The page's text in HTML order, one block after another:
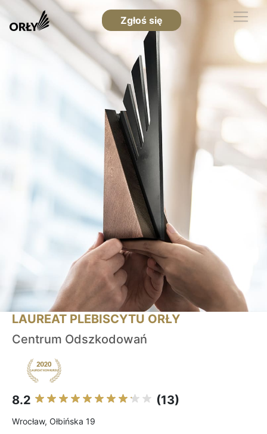
Zgłoś się
LAUREAT PLEBISCYTU ORŁY
Centrum Odszkodowań
8.2 (13)
Wrocław, Ołbińska 19